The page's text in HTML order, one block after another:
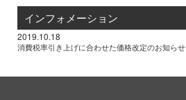
インフォメーション
2019.10.18
消費税率引き上げに合わせた価格改定のお知らせ